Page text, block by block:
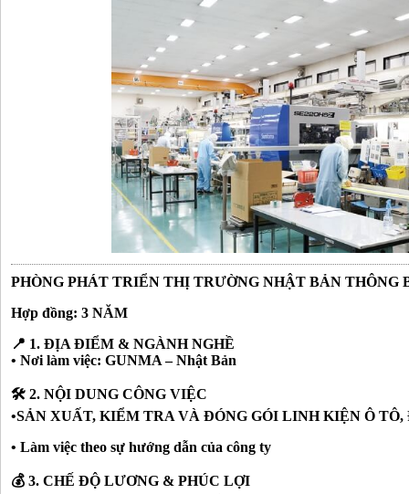
PHÒNG PHÁT TRIỂN THỊ TRƯỜNG NHẬT BẢN THÔNG
Hợp đồng: 3 NĂM
📍 1. ĐỊA ĐIỂM & NGÀNH NGHỀ
• Nơi làm việc: GUNMA – Nhật Bản
🛠️ 2. NỘI DUNG CÔNG VIỆC
•SẢN XUẤT, KIỂM TRA VÀ ĐÓNG GÓI LINH KIỆN Ô TÔ,
• Làm việc theo sự hướng dẫn của công ty
💰 3. CHẾ ĐỘ LƯƠNG & PHÚC LỢI